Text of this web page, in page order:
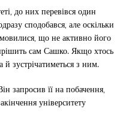
до них перевівся один
сподобався, але оскільки
що не активно його
сам Сашко. Якщо хтось
зустрічатиметься з ним.
запросив її на побачення,
університету